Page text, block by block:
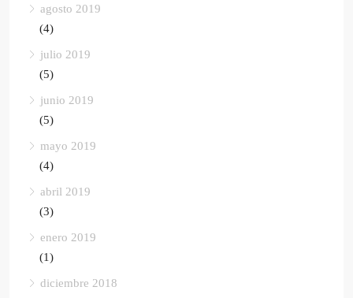
agosto 2019
(4)
julio 2019
(5)
junio 2019
(5)
mayo 2019
(4)
abril 2019
(3)
enero 2019
(1)
diciembre 2018